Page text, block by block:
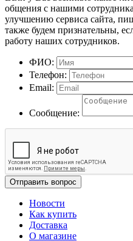
общения с нашими
улучшению сервиса сайта,
также будем признательны,
работу наших сотрудников.
ФИО:
Телефон:
Email:
Сообщение:
Отправить вопрос
Новости
Как купить
Доставка
О магазине